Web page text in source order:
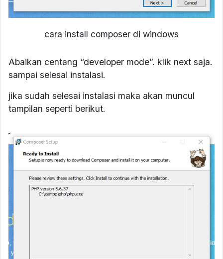
cara install composer di windows
Abaikan centang “developer mode”. klik next saja.
sampai selesai instalasi.
jika sudah selesai instalasi maka akan muncul
tampilan seperti berikut.